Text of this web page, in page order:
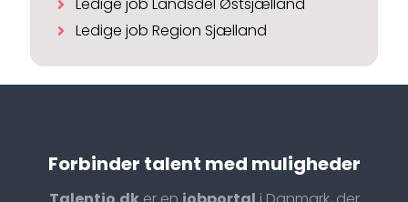
Ledige job Region Sjælland
Forbinder talent med muligheder